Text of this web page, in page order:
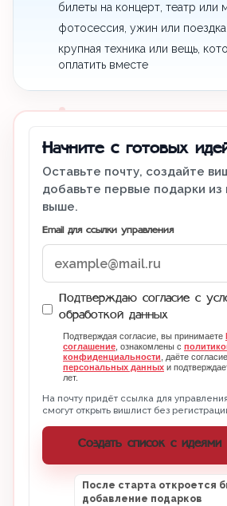
билеты на концерт, театр или
фотосессия, ужин или
крупная техника или вещь,
оплатить вместе
Начните с готовых
Оставьте почту, создайте
добавьте первые подарки
выше.
Email для ссылки управления
Подтверждаю согласие с
обработкой данных
Подтверждая согласие, вы принимаете
соглашение, ознакомлены с
конфиденциальности, даёте
персональных данных и
лет.
На почту придёт ссылка для
смогут открыть вишлист без
Создать список с идеями
После старта откроется
добавление подарков